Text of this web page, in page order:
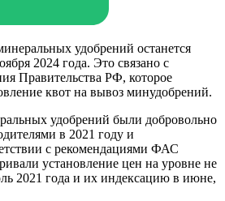
удобрений останется
2024 года. Это связано с
Правительства РФ, которое
квот на вывоз минудобрений.
удобрений были добровольно
в 2021 году и
с рекомендациями ФАС
установление цен на уровне не
2021 года и их индексацию в июне,